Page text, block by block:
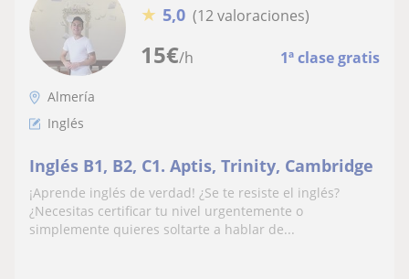
15€/h 1ª clase gratis
★ 5,0 (12 valoraciones)
Almería
Inglés
Inglés B1, B2, C1. Aptis, Trinity, Cambridge
¡Aprende inglés de verdad! ¿Se te resiste el inglés?
¿Necesitas certificar tu nivel urgentemente o
simplemente quieres soltarte a hablar de...